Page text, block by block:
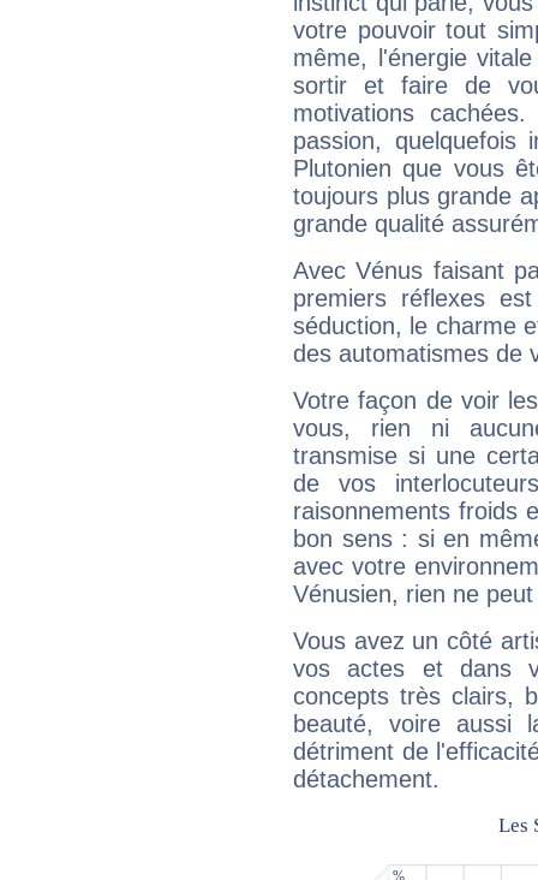
votre pouvoir tout
même, l'énergie
sortir et faire de
motivations
passion, quelquefois
Plutonien que vous
toujours plus grande
grande qualité
Avec Vénus faisant
premiers réflexes
séduction, le charme
des automatismes de
Votre façon de voir
vous, rien ni
transmise si une
de vos
raisonnements froids
bon sens : si en
avec votre
Vénusien, rien ne
Vous avez un côté
vos actes et dans
concepts très clairs,
beauté, voire aussi
détriment de
détachement.